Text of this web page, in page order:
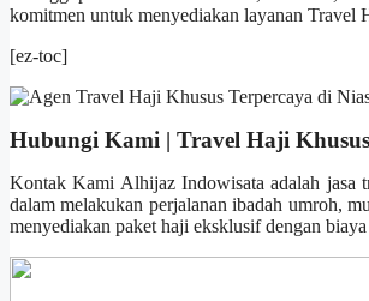
komitmen untuk menyediakan layanan Travel
[ez-toc]
Hubungi Kami | Travel Haji
Kontak Kami Alhijaz Indowisata adalah jasa
dalam melakukan perjalanan ibadah umroh,
menyediakan paket haji eksklusif dengan